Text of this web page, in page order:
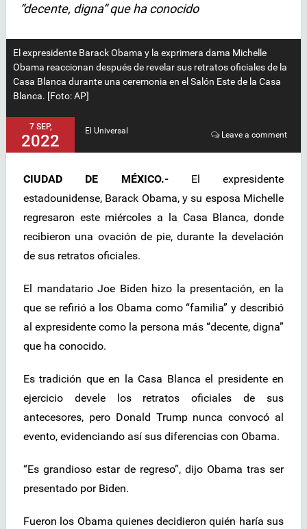
“decente, digna” que ha conocido
El expresidente Barack Obama y la exprimera dama Michelle
Obama reaccionan después de revelar sus retratos oficiales de la
Casa Blanca durante una ceremonia en el Salón Este de la Casa
Blanca. [Foto: AP]
7 SEP,
2022
El Universal Leave a comment
CIUDAD DE MÉXICO.- El expresidente
estadounidense, Barack Obama, y su esposa Michelle
regresaron este miércoles a la Casa Blanca, donde
recibieron una ovación de pie, durante la develación
de sus retratos oficiales.
El mandatario Joe Biden hizo la presentación, en la
que se refirió a los Obama como “familia” y describió
al expresidente como la persona más “decente, digna”
que ha conocido.
Es tradición que en la Casa Blanca el presidente en
ejercicio devele los retratos oficiales de sus
antecesores, pero Donald Trump nunca convocó al
evento, evidenciando así sus diferencias con Obama.
“Es grandioso estar de regreso”, dijo Obama tras ser
presentado por Biden.
Fueron los Obama quienes decidieron quién haría sus